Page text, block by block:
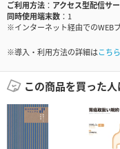
ご利用方法
アクセス型配信サ
同時使用端末数
1
※インターネット経由でのWEB
※導入・利用方法の詳細はこちら
この商品を買った人